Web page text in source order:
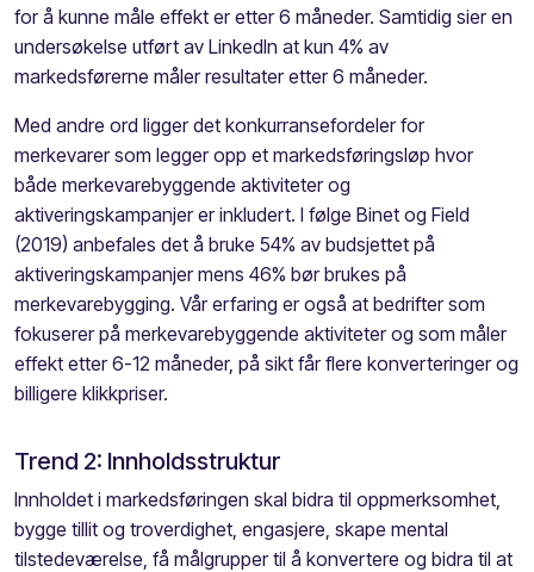
for å kunne måle effekt er etter 6 måneder. Samtidig sier en
undersøkelse utført av LinkedIn at kun 4% av
markedsførerne måler resultater etter 6 måneder.
Med andre ord ligger det konkurransefordeler for
merkevarer som legger opp et markedsføringsløp hvor
både merkevarebyggende aktiviteter og
aktiveringskampanjer er inkludert. I følge Binet og Field
(2019) anbefales det å bruke 54% av budsjettet på
aktiveringskampanjer mens 46% bør brukes på
merkevarebygging. Vår erfaring er også at bedrifter som
fokuserer på merkevarebyggende aktiviteter og som måler
effekt etter 6-12 måneder, på sikt får flere konverteringer og
billigere klikkpriser.
Trend 2: Innholdsstruktur
Innholdet i markedsføringen skal bidra til oppmerksomhet,
bygge tillit og troverdighet, engasjere, skape mental
tilstedeværelse, få målgrupper til å konvertere og bidra til at